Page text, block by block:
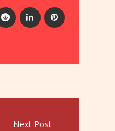
Next Post